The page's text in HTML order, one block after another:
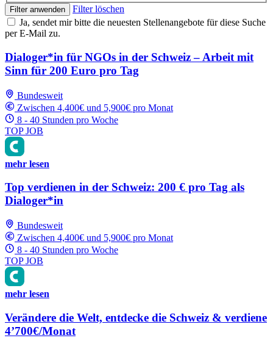
Filter anwenden
Filter löschen
Ja, sendet mir bitte die neuesten Stellenangebote für diese Suche
per E-Mail zu.
Dialoger*in für NGOs in der Schweiz – Arbeit mit
Sinn für 200 Euro pro Tag
Bundesweit
Zwischen 4,400€ und 5,900€ pro Monat
8 - 40 Stunden pro Woche
TOP JOB
mehr lesen
Top verdienen in der Schweiz: 200 € pro Tag als
Dialoger*in
Bundesweit
Zwischen 4,400€ und 5,900€ pro Monat
8 - 40 Stunden pro Woche
TOP JOB
mehr lesen
Verändere die Welt, entdecke die Schweiz & verdiene
4’700€/Monat